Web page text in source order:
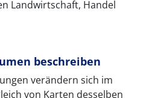
Landwirtschaft, Handel
beschreiben
verändern sich im
von Karten desselben